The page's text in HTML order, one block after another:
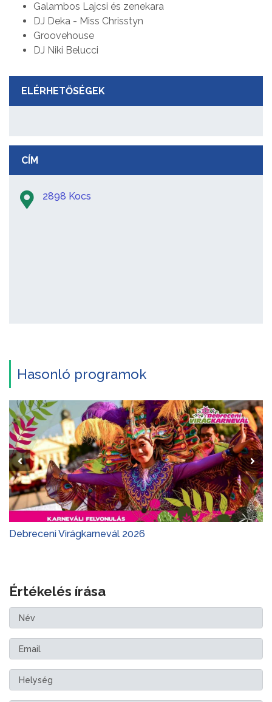
Galambos Lajcsi és zenekara
DJ Deka - Miss Chrisstyn
Groovehouse
DJ Niki Belucci
ELÉRHETŐSÉGEK
CÍM
2898 Kocs
Hasonló programok
Debreceni Virágkarnevál 2026
Értékelés írása